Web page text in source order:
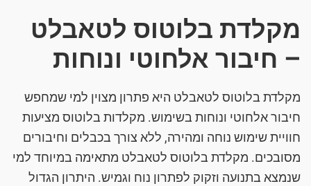
מקלדת בלוטוס לטאבלט
– חיבור אלחוטי ונוחות
מקלדת בלוטוס לטאבלט היא פתרון מצוין למי שמחפש
חיבור אלחוטי ונוחות בשימוש. מקלדות בלוטוס מציעות
חוויית שימוש נוחה ומהירה, ללא צורך בכבלים וחיבורים
מסובכים. מקלדת בלוטוס לטאבלט מתאימה במיוחד למי
שנמצא בתנועה וזקוק לפתרון נוח וגמיש. היתרון הגדול